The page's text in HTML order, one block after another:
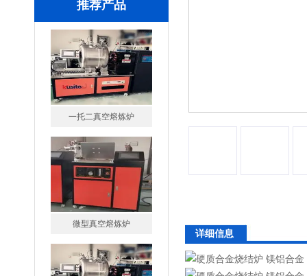
推荐产品
一托二真空熔炼炉
微型真空熔炼炉
小型真空感应熔炼炉
详细信息